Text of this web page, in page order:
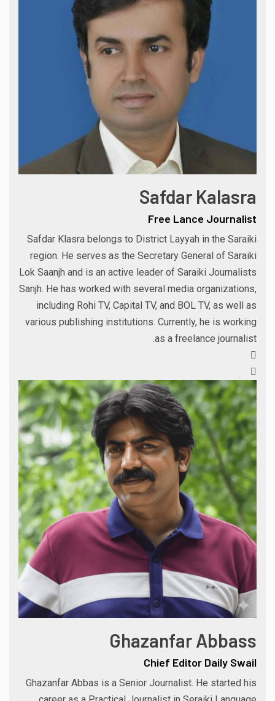
Safdar Kalasra
Free Lance Journalist
Safdar Klasra belongs to District Layyah in the Saraiki
region. He serves as the Secretary General of Saraiki
Lok Saanjh and is an active leader of Saraiki Journalists
Sanjh. He has worked with several media organizations,
including Rohi TV, Capital TV, and BOL TV, as well as
various publishing institutions. Currently, he is working
as a freelance journalist.
Ghazanfar Abbass
Chief Editor Daily Swail
Ghazanfar Abbas is a Senior Journalist. He started his